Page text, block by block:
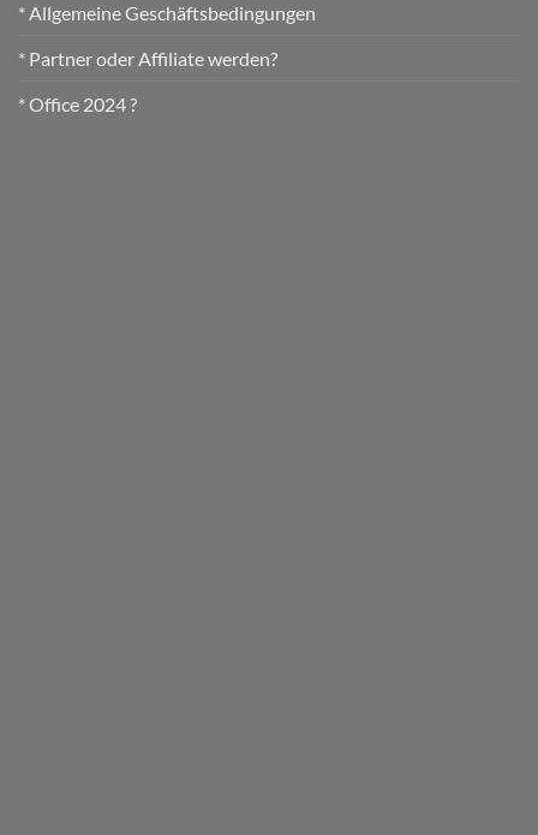
* Allgemeine Geschäftsbedingungen
* Partner oder Affiliate werden?
* Office 2024 ?